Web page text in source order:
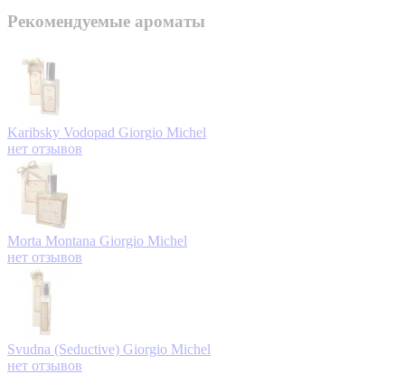
Рекомендуемые ароматы
Karibsky Vodopad Giorgio Michel
нет отзывов
Morta Montana Giorgio Michel
нет отзывов
Svudna (Seductive) Giorgio Michel
нет отзывов